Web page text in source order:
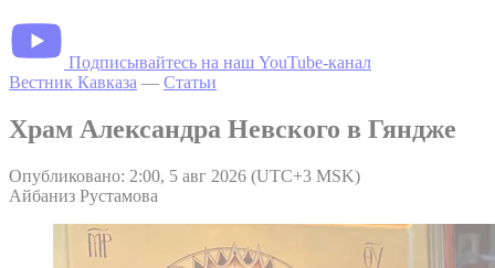
Подписывайтесь на наш YouTube-канал
Вестник Кавказа — Статьи
Храм Александра Невского в Гяндже
Опубликовано: 2:00, 5 авг 2026 (UTC+3 MSK)
Айбаниз Рустамова